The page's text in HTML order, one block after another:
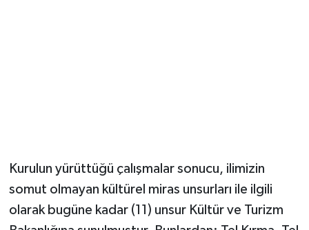
Kurulun yürüttüğü çalışmalar sonucu, ilimizin
somut olmayan kültürel miras unsurları ile ilgili
olarak bugüne kadar (11) unsur Kültür ve Turizm